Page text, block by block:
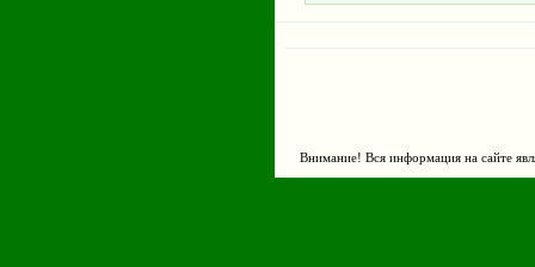
Внимание! Вся информация на сайте